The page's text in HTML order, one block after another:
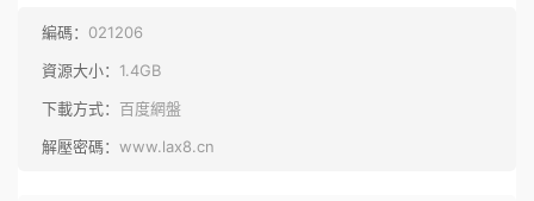
編碼： 021206
資源大小： 1.4GB
下載方式： 百度網盤
解壓密碼： www.lax8.cn